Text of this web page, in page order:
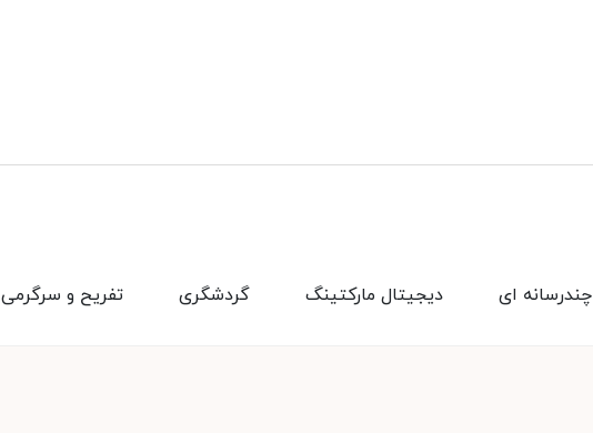
تفریح و سرگرمی گردشگری دیجیتال مارکتینگ چندرسانه ای